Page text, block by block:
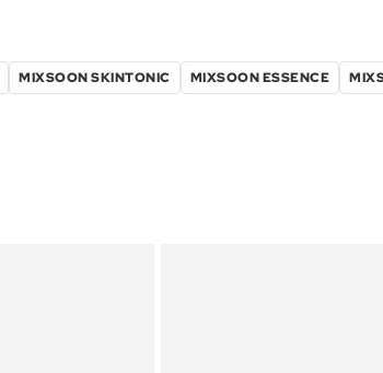
MIXSOON SKINTONIC MIXSOON ESSENCE